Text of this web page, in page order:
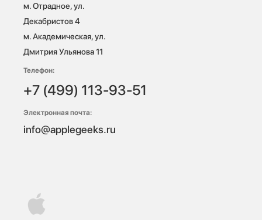
м. Отрадное, ул.
Декабристов 4
м. Академическая, ул.
Дмитрия Ульянова 11
Телефон:
+7 (499) 113-93-51
Электронная почта:
info@applegeeks.ru